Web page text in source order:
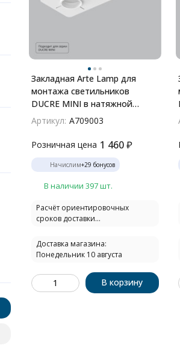
Закладная Arte Lamp для
монтажа светильников
DUCRE MINI в натяжной
потолок A709003
Артикул: A709003
Розничная цена 1 460 ₽
Начислим+29 бонусов
В наличии 397 шт.
Расчёт ориентировочных
сроков доставки...
Доставка магазина:
Понедельник 10 августа
В корзину